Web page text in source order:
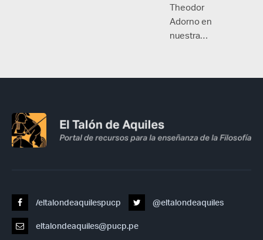
Theodor
Adorno en
nuestra…
/eltalondeaquilespucp @eltalondeaquiles
eltalondeaquiles@pucp.pe